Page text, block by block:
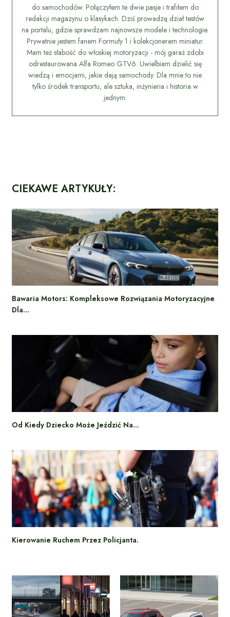
do samochodów. Połączyłem te dwie pasje i trafiłem do
redakcji magazynu o klasykach. Dziś prowadzę dział testów
na portalu, gdzie sprawdzam najnowsze modele i technologie.
Prywatnie jestem fanem Formuły 1 i kolekcjonerem miniatur.
Mam też słabość do włoskiej motoryzacji - mój garaż zdobi
odrestaurowana Alfa Romeo GTV6. Uwielbiam dzielić się
wiedzą i emocjami, jakie dają samochody. Dla mnie to nie
tylko środek transportu, ale sztuka, inżynieria i historia w
jednym.
CIEKAWE ARTYKUŁY:
Bawaria Motors: Kompleksowe Rozwiązania Motoryzacyjne
Dla…
Od Kiedy Dziecko Może Jeździć Na…
Kierowanie Ruchem Przez Policjanta.